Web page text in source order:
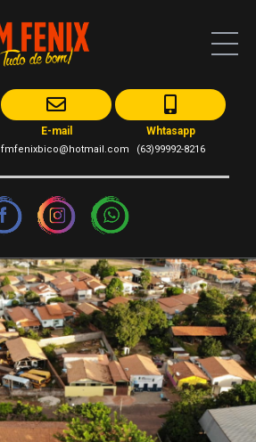
E-mail
fmfenixbico@hotmail.com
Whtasapp
(63)99992-8216